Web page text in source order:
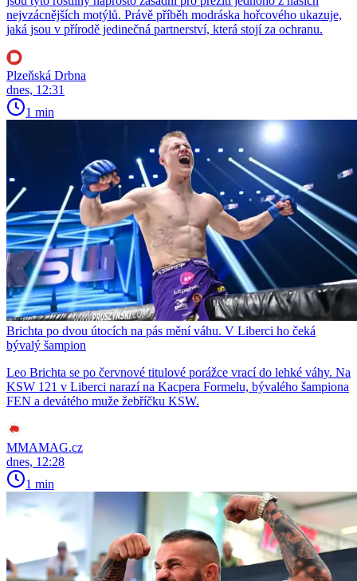
nejvzácnějších motýlů. Právě příběh modráska hořcového ukazuje,
jaká jsou v přírodě jedinečná partnerství, která stojí za ochranu.
Plzeňská Drbna
dnes, 12:31
1 min
Brichta po dvou útocích na pás mění váhu. V Liberci ho čeká
bývalý šampion
Leo Brichta se po červnové titulové porážce vrací do lehké váhy. Na
KSW 121 v Liberci narazí na Kacpera Formelu, bývalého šampiona
FEN a devátého muže žebříčku KSW.
MMAMAG.cz
dnes, 12:28
1 min